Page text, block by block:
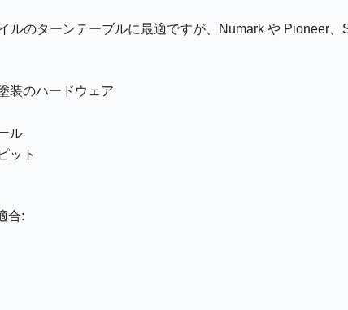
ルのターンテーブルに最適ですが、Numark や Pioneer
装のハードウェア
ル
ット
合: